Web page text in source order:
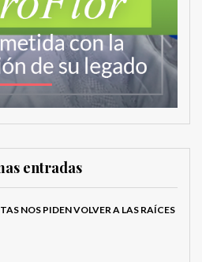
entradas
NOS PIDEN VOLVER A LAS RAÍCES